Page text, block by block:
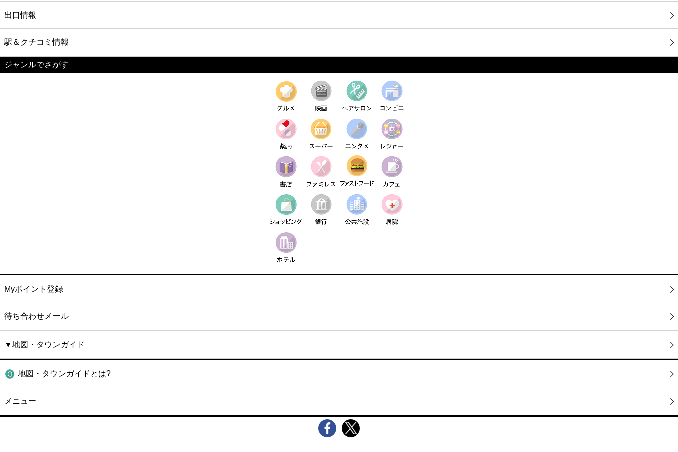
出口情報
駅＆クチコミ情報
ジャンルでさがす
Myポイント登録
待ち合わせメール
▼地図・タウンガイド
地図・タウンガイドとは?
メニュー